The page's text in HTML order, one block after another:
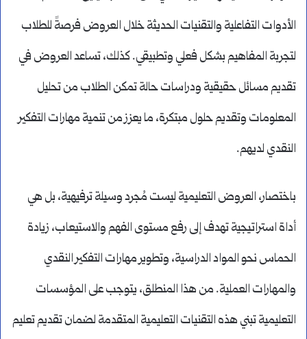
الأدوات التفاعلية والتقنيات الحديثة خلال العروض فرصةً للطلاب
لتجربة المفاهيم بشكل فعلي وتطبيقي. كذلك، تساعد العروض في
تقديم مسائل حقيقية ودراسات حالة تمكن الطلاب من تحليل
المعلومات وتقديم حلول مبتكرة، ما يعزز من تنمية مهارات التفكير
النقدي لديهم.
باختصار، العروض التعليمية ليست مُجرد وسيلة ترفيهية، بل هي
أداة استراتيجية تهدف إلى رفع مستوى الفهم والاستيعاب، زيادة
الحماس نحو المواد الدراسية، وتطوير مهارات التفكير النقدي
والمهارات العملية. من هذا المنطلق، يتوجب على المؤسسات
التعليمية تبني هذه التقنيات التعليمية المتقدمة لضمان تقديم تعليم